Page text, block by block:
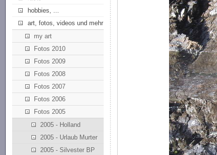
hobbies, ...
art, fotos, videos und mehr
my art
Fotos 2010
Fotos 2009
Fotos 2008
Fotos 2007
Fotos 2006
Fotos 2005
2005 - Holland
2005 - Urlaub Murter
2005 - Silvester BP